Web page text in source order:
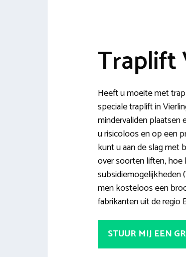
Traplift
Heeft u moeite met
speciale traplift in
mindervaliden
u risicoloos en op een
kunt u aan de slag met
over soorten liften,
subsidiemogelijkheden
men kosteloos een
fabrikanten uit de regio
STUUR MIJ EEN